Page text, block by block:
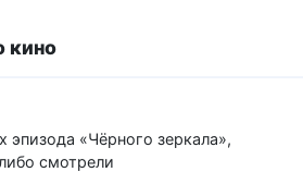
кино
«Чёрного зеркала»,
смотрели